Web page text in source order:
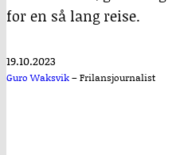
for en så lang reise.
19.10.2023
Guro Waksvik–Frilansjournalist